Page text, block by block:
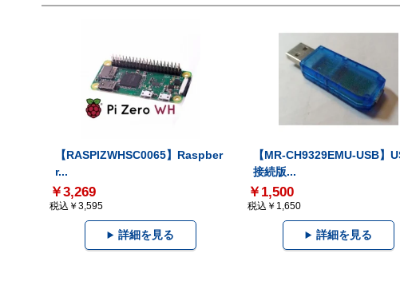
【RASPIZWHSC0065】Raspber
r...
￥3,269
税込￥3,595
詳細を見る
【MR-CH9329EMU-USB】
接続版...
￥1,500
税込￥1,650
詳細を見る